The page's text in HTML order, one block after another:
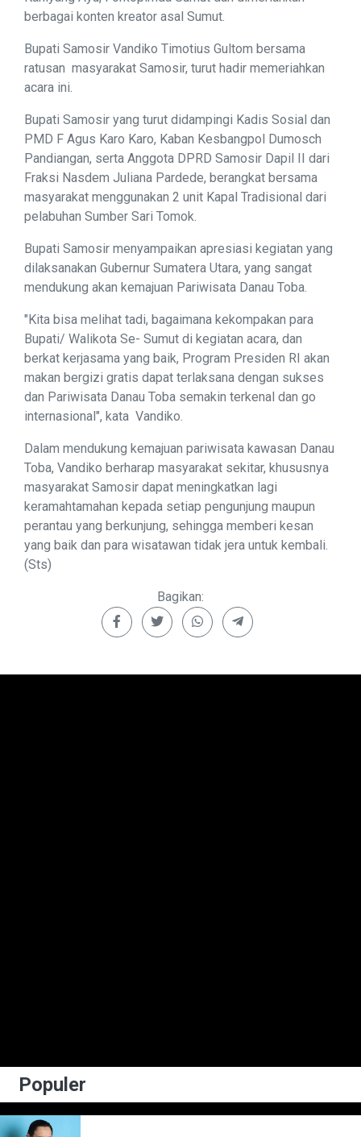
berbagai konten kreator asal Sumut.
Bupati Samosir Vandiko Timotius Gultom bersama
ratusan masyarakat Samosir, turut hadir memeriahkan
acara ini.
Bupati Samosir yang turut didampingi Kadis Sosial dan
PMD F Agus Karo Karo, Kaban Kesbangpol Dumosch
Pandiangan, serta Anggota DPRD Samosir Dapil II dari
Fraksi Nasdem Juliana Pardede, berangkat bersama
masyarakat menggunakan 2 unit Kapal Tradisional dari
pelabuhan Sumber Sari Tomok.
Bupati Samosir menyampaikan apresiasi kegiatan yang
dilaksanakan Gubernur Sumatera Utara, yang sangat
mendukung akan kemajuan Pariwisata Danau Toba.
"Kita bisa melihat tadi, bagaimana kekompakan para
Bupati/ Walikota Se- Sumut di kegiatan acara, dan
berkat kerjasama yang baik, Program Presiden RI akan
makan bergizi gratis dapat terlaksana dengan sukses
dan Pariwisata Danau Toba semakin terkenal dan go
internasional", kata Vandiko.
Dalam mendukung kemajuan pariwisata kawasan Danau
Toba, Vandiko berharap masyarakat sekitar, khususnya
masyarakat Samosir dapat meningkatkan lagi
keramahtamahan kepada setiap pengunjung maupun
perantau yang berkunjung, sehingga memberi kesan
yang baik dan para wisatawan tidak jera untuk kembali.
(Sts)
Bagikan:
Populer